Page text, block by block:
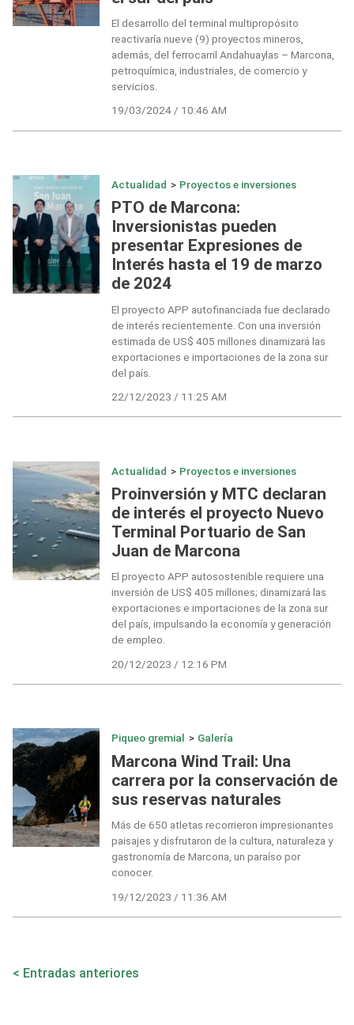
El desarrollo del terminal multipropósito
reactivaría nueve (9) proyectos mineros,
además, del ferrocarril Andahuaylas – Marcona,
petroquímica, industriales, de comercio y
servicios.
19/03/2024 / 10:46 AM
Actualidad > Proyectos e inversiones
PTO de Marcona:
Inversionistas pueden
presentar Expresiones de
Interés hasta el 19 de marzo
de 2024
El proyecto APP autofinanciada fue declarado
de interés recientemente. Con una inversión
estimada de US$ 405 millones dinamizará las
exportaciones e importaciones de la zona sur
del país.
22/12/2023 / 11:25 AM
Actualidad > Proyectos e inversiones
Proinversión y MTC declaran
de interés el proyecto Nuevo
Terminal Portuario de San
Juan de Marcona
El proyecto APP autosostenible requiere una
inversión de US$ 405 millones; dinamizará las
exportaciones e importaciones de la zona sur
del país, impulsando la economía y generación
de empleo.
20/12/2023 / 12:16 PM
Piqueo gremial > Galería
Marcona Wind Trail: Una
carrera por la conservación de
sus reservas naturales
Más de 650 atletas recorrieron impresionantes
paisajes y disfrutaron de la cultura, naturaleza y
gastronomía de Marcona, un paraíso por
conocer.
19/12/2023 / 11:36 AM
Navegación
Entradas anteriores